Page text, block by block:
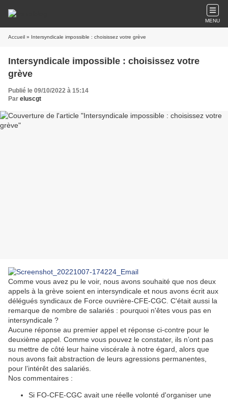
MENU
Accueil » Intersyndicale impossible : choisissez votre grève
Intersyndicale impossible : choisissez votre
grève
Publié le 09/10/2022 à 15:14
Par eluscgt
Comme vous avez pu le voir, nous avons souhaité que nos deux
appels à la grève soient en intersyndicale et nous avons écrit aux
délégués syndicaux de Force ouvrière-CFE-CGC. C'était aussi la
remarque de nombre de salariés : pourquoi n'êtes vous pas en
intersyndicale ?
Aucune réponse au premier appel et réponse ci-contre pour le
deuxième appel. Comme vous pouvez le constater, ils n’ont pas
su mettre de côté leur haine viscérale à notre égard, alors que
nous avons fait abstraction de leurs agressions permanentes,
pour l’intérêt des salariés.
Nos commentaires :
Si FO-CFE-CGC avait une réelle volonté d'organiser une